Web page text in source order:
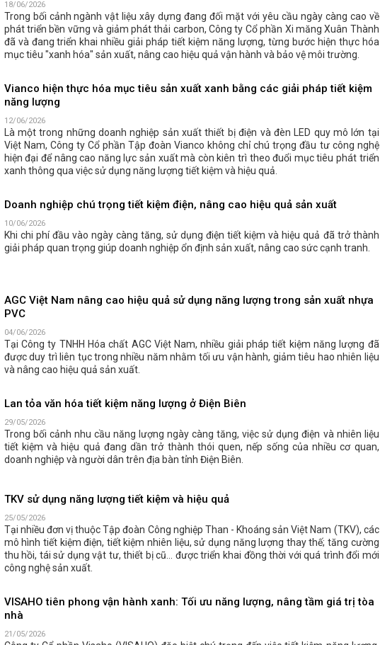
18/06/2026
Trong bối cảnh ngành vật liệu xây dựng đang đối mặt với yêu cầu ngày càng cao về
phát triển bền vững và giảm phát thải carbon, Công ty Cổ phần Xi măng Xuân Thành
đã và đang triển khai nhiều giải pháp tiết kiệm năng lượng, từng bước hiện thực hóa
mục tiêu "xanh hóa" sản xuất, nâng cao hiệu quả vận hành và bảo vệ môi trường.
Vianco hiện thực hóa mục tiêu sản xuất xanh bằng các giải pháp tiết kiệm
năng lượng
12/06/2026
Là một trong những doanh nghiệp sản xuất thiết bị điện và đèn LED quy mô lớn tại
Việt Nam, Công ty Cổ phần Tập đoàn Vianco không chỉ chú trọng đầu tư công nghệ
hiện đại để nâng cao năng lực sản xuất mà còn kiên trì theo đuổi mục tiêu phát triển
xanh thông qua việc sử dụng năng lượng tiết kiệm và hiệu quả.
Doanh nghiệp chú trọng tiết kiệm điện, nâng cao hiệu quả sản xuất
10/06/2026
Khi chi phí đầu vào ngày càng tăng, sử dụng điện tiết kiệm và hiệu quả đã trở thành
giải pháp quan trọng giúp doanh nghiệp ổn định sản xuất, nâng cao sức cạnh tranh.
AGC Việt Nam nâng cao hiệu quả sử dụng năng lượng trong sản xuất nhựa
PVC
04/06/2026
Tại Công ty TNHH Hóa chất AGC Việt Nam, nhiều giải pháp tiết kiệm năng lượng đã
được duy trì liên tục trong nhiều năm nhằm tối ưu vận hành, giảm tiêu hao nhiên liệu
và nâng cao hiệu quả sản xuất.
Lan tỏa văn hóa tiết kiệm năng lượng ở Điện Biên
29/05/2026
Trong bối cảnh nhu cầu năng lượng ngày càng tăng, việc sử dụng điện và nhiên liệu
tiết kiệm và hiệu quả đang dần trở thành thói quen, nếp sống của nhiều cơ quan,
doanh nghiệp và người dân trên địa bàn tỉnh Điện Biên.
TKV sử dụng năng lượng tiết kiệm và hiệu quả
25/05/2026
Tại nhiều đơn vị thuộc Tập đoàn Công nghiệp Than - Khoáng sản Việt Nam (TKV), các
mô hình tiết kiệm điện, tiết kiệm nhiên liệu, sử dụng năng lượng thay thế; tăng cường
thu hồi, tái sử dụng vật tư, thiết bị cũ… được triển khai đồng thời với quá trình đổi mới
công nghệ sản xuất.
VISAHO tiên phong vận hành xanh: Tối ưu năng lượng, nâng tầm giá trị tòa
nhà
21/05/2026